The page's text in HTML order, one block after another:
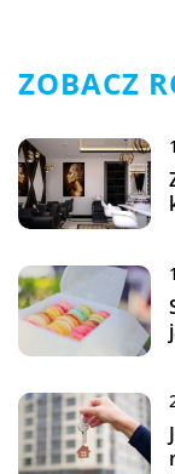
ZOBACZ